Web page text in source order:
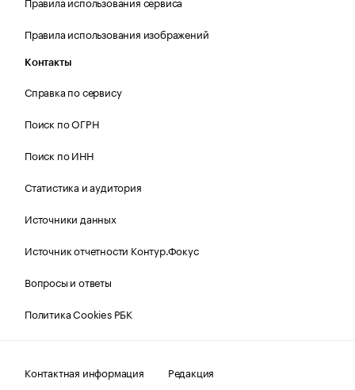
Правила использования изображений
Контакты
Справка по сервису
Поиск по ОГРН
Поиск по ИНН
Статистика и аудитория
Источники данных
Источник отчетности Контур.Фокус
Вопросы и ответы
Политика Cookies РБК
Контактная информация Редакция